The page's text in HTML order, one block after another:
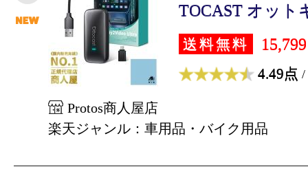
TOCAST オット
送料無料
4.49点 /
Protos商人屋店
楽天ジャンル：車用品・バイク用品